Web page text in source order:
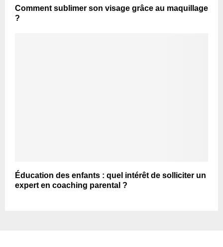
Comment sublimer son visage grâce au maquillage
?
Éducation des enfants : quel intérêt de solliciter un
expert en coaching parental ?